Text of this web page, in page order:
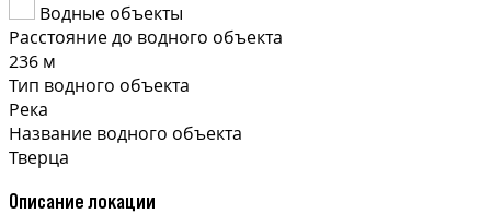
Водные объекты
Расстояние до водного объекта
236 м
Тип водного объекта
Река
Название водного объекта
Тверца
Описание локации